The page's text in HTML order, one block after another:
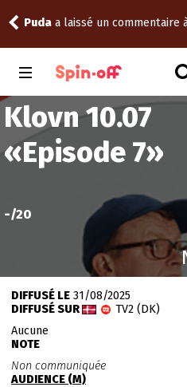
Puda a laissé un commentaire
Klovn 10.07
«Episode 7»
-/20
DIFFUSÉ LE31/08/2025
DIFFUSÉ SUR
TV2 (DK)
Aucune
NOTE
Non communiquée
AUDIENCE (M)